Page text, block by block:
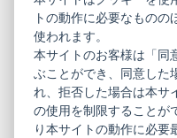
Newsletter
Privacy Policy
Information Pursuant to the Act on
Specified Commercial
トの動作に必要なもの
使われます。
本サイトのお客様は「同
ぶことができ、同意した
れ、拒否した場合は本サ
の使用を制限することが
り本サイトの動作に必要